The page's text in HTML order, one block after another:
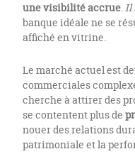
une visibilité accrue.Il
banque idéale ne se
affiché en vitrine.
Le marché actuel est
commerciales
cherche à attirer des
se contentent plus de
nouer des relations
patrimoniale et la